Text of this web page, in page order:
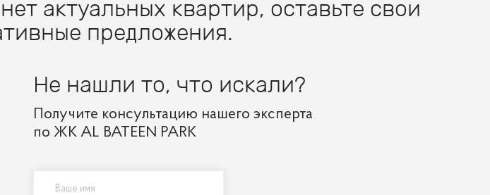
актуальных квартир, оставьте свои
предложения.
Не нашли то, что искали?
Получите консультацию нашего эксперта
по ЖК AL BATEEN PARK